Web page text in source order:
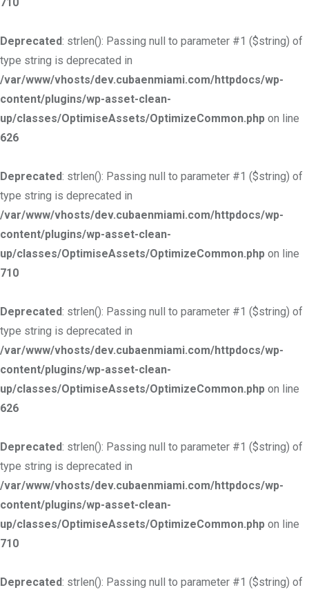
Deprecated: strlen(): Passing null to parameter #1 ($string) of
type string is deprecated in
/var/www/vhosts/dev.cubaenmiami.com/httpdocs/wp-
content/plugins/wp-asset-clean-
up/classes/OptimiseAssets/OptimizeCommon.php on line
626
Deprecated: strlen(): Passing null to parameter #1 ($string) of
type string is deprecated in
/var/www/vhosts/dev.cubaenmiami.com/httpdocs/wp-
content/plugins/wp-asset-clean-
up/classes/OptimiseAssets/OptimizeCommon.php on line
710
Deprecated: strlen(): Passing null to parameter #1 ($string) of
type string is deprecated in
/var/www/vhosts/dev.cubaenmiami.com/httpdocs/wp-
content/plugins/wp-asset-clean-
up/classes/OptimiseAssets/OptimizeCommon.php on line
626
Deprecated: strlen(): Passing null to parameter #1 ($string) of
type string is deprecated in
/var/www/vhosts/dev.cubaenmiami.com/httpdocs/wp-
content/plugins/wp-asset-clean-
up/classes/OptimiseAssets/OptimizeCommon.php on line
710
Deprecated: strlen(): Passing null to parameter #1 ($string) of